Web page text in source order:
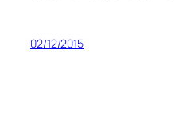
02/12/2015